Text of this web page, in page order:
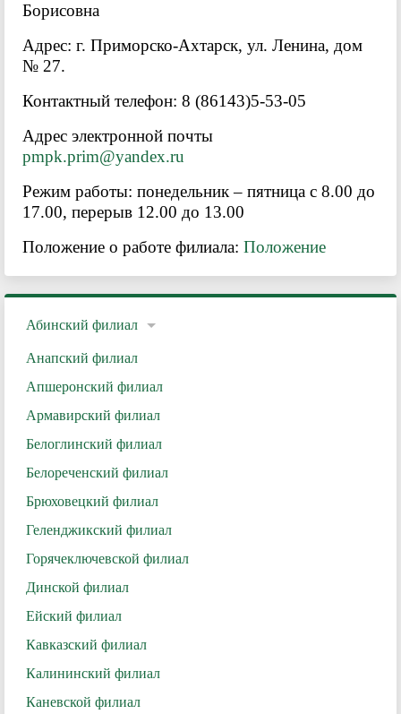
Борисовна
Адрес: г. Приморско-Ахтарск, ул. Ленина, дом
№ 27.
Контактный телефон: 8 (86143)5-53-05
Адрес электронной почты
pmpk.prim@yandex.ru
Режим работы: понедельник – пятница с 8.00 до
17.00, перерыв 12.00 до 13.00
Положение о работе филиала: Положение
Абинский филиал
Анапский филиал
Апшеронский филиал
Армавирский филиал
Белоглинский филиал
Белореченский филиал
Брюховецкий филиал
Геленджикский филиал
Горячеключевской филиал
Динской филиал
Ейский филиал
Кавказский филиал
Калининский филиал
Каневской филиал